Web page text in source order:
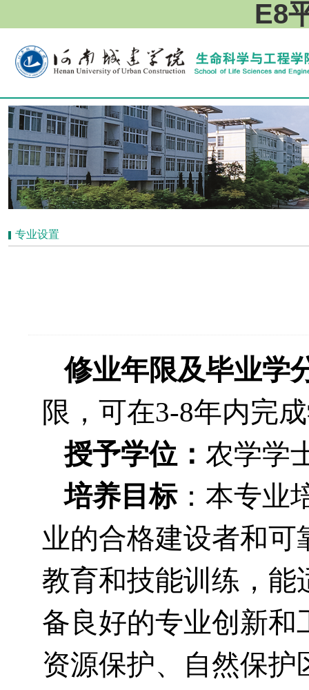
E8
专业设置
修业年限及毕业学
限，可在3-8年内完
授予学位： 农学学
培养目标：本专业
业的合格建设者和
教育和技能训练，能
备良好的专业创新
资源保护、自然保